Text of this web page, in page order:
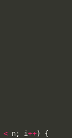
< n; i++)
{